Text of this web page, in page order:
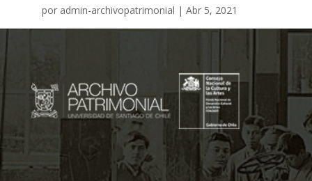
por admin-archivopatrimonial | Abr 5, 2021